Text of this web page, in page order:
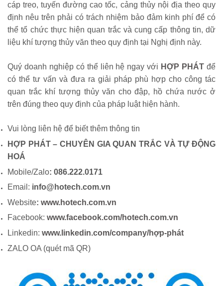
cáp treo, tuyến đường cao tốc, cảng thủy nội địa theo quy
định nêu trên phải có trách nhiệm bảo đảm kinh phí để có
thể tổ chức thực hiện quan trắc và cung cấp thông tin, dữ
liệu khí tượng thủy văn theo quy định tại Nghị định này.
Quý doanh nghiệp có thể liên hệ ngay với HỢP PHÁT để
có thể tư vấn và đưa ra giải pháp phù hợp cho công tác
quan trắc khí tượng thủy văn cho đập, hồ chứa nước ở
trên đúng theo quy định của pháp luật hiện hành.
Vui lòng liên hệ để biết thêm thông tin
HỢP PHÁT – CHUYÊN GIA QUAN TRẮC VÀ TỰ ĐỘNG
HOÁ
Mobile/Zalo: 086.222.0171
Email: info@hotech.com.vn
Website: www.hotech.com.vn
Facebook: www.facebook.com/hotech.com.vn
Linkedin: www.linkedin.com/company/hợp-phát
ZALO OA (quét mã QR)